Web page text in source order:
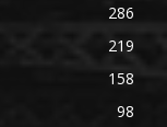
286
219
158
98